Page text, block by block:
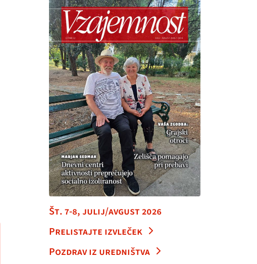
Št. 7-8, julij/avgust 2026
Prelistajte izvleček
Pozdrav iz uredništva